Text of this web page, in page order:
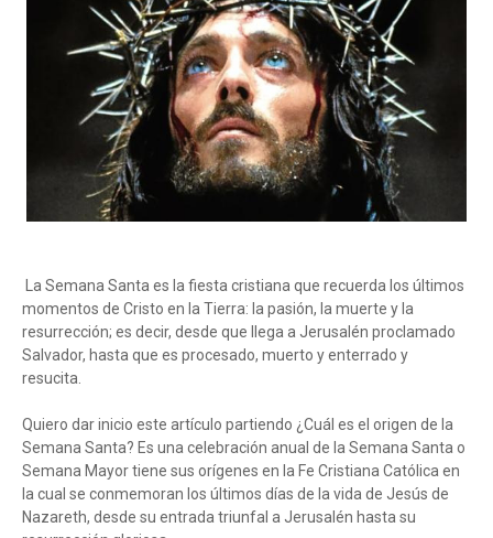
La Semana Santa es la fiesta cristiana que recuerda los últimos
momentos de Cristo en la Tierra: la pasión, la muerte y la
resurrección; es decir, desde que llega a Jerusalén proclamado
Salvador, hasta que es procesado, muerto y enterrado y
resucita.
Quiero dar inicio este artículo partiendo ¿Cuál es el origen de la
Semana Santa? Es una celebración anual de la Semana Santa o
Semana Mayor tiene sus orígenes en la Fe Cristiana Católica en
la cual se conmemoran los últimos días de la vida de Jesús de
Nazareth, desde su entrada triunfal a Jerusalén hasta su